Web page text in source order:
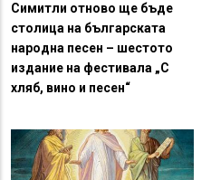
Симитли отново ще бъде
столица на българската
народна песен – шестото
издание на фестивала „С
хляб, вино и песен“